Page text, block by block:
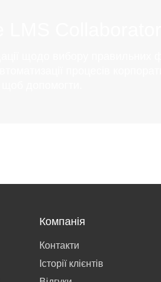
Компанія
Контакти
Історії клієнтів